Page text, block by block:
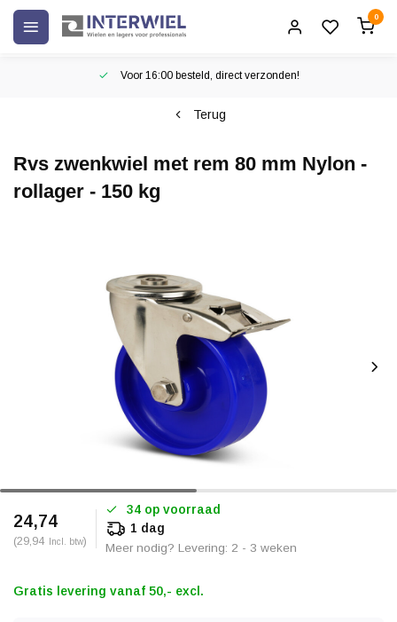
0
Voor 16:00 besteld, direct verzonden!
Terug
Rvs zwenkwiel met rem 80 mm Nylon -
rollager - 150 kg
24,74
(29,94 Incl. btw)
34 op voorraad
1 dag
Meer nodig? Levering: 2 - 3 weken
Gratis levering vanaf 50,- excl.